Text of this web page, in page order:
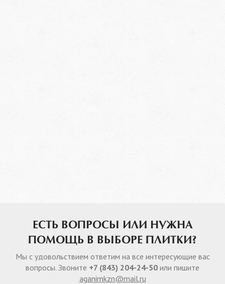
ЕСТЬ ВОПРОСЫ ИЛИ НУЖНА
ПОМОЩЬ В ВЫБОРЕ ПЛИТКИ?
Мы с удовольствием ответим на все интересующие вас
вопросы. Звоните +7 (843) 204-24-50 или пишите
aganimkzn@mail.ru